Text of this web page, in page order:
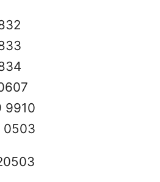
9910
0503